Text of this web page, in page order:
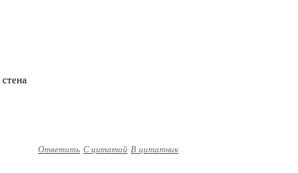
Ответить С цитатой В цитатник